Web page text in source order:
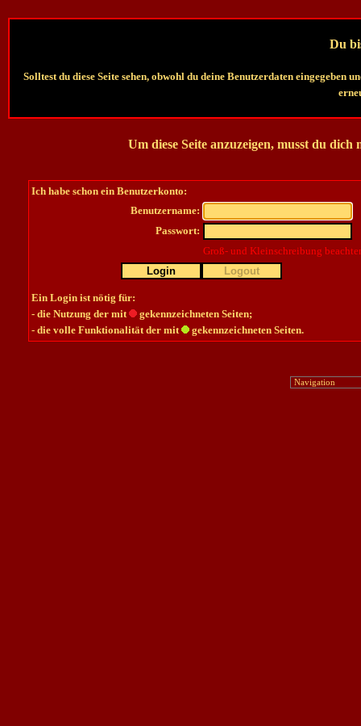
Du
Solltest du diese Seite sehen, obwohl du deine Benutzerdaten
Um diese Seite anzuzeigen, musst du
Ich habe schon ein Benutzerkonto:
Benutzername:
Passwort:
Groß- und Kleinschreibung
Login
Logout
Ein Login ist nötig für:
- die Nutzung der mit
gekennzeichneten Seiten;
- die volle Funktionalität der mit
gekennzeichneten Seiten.